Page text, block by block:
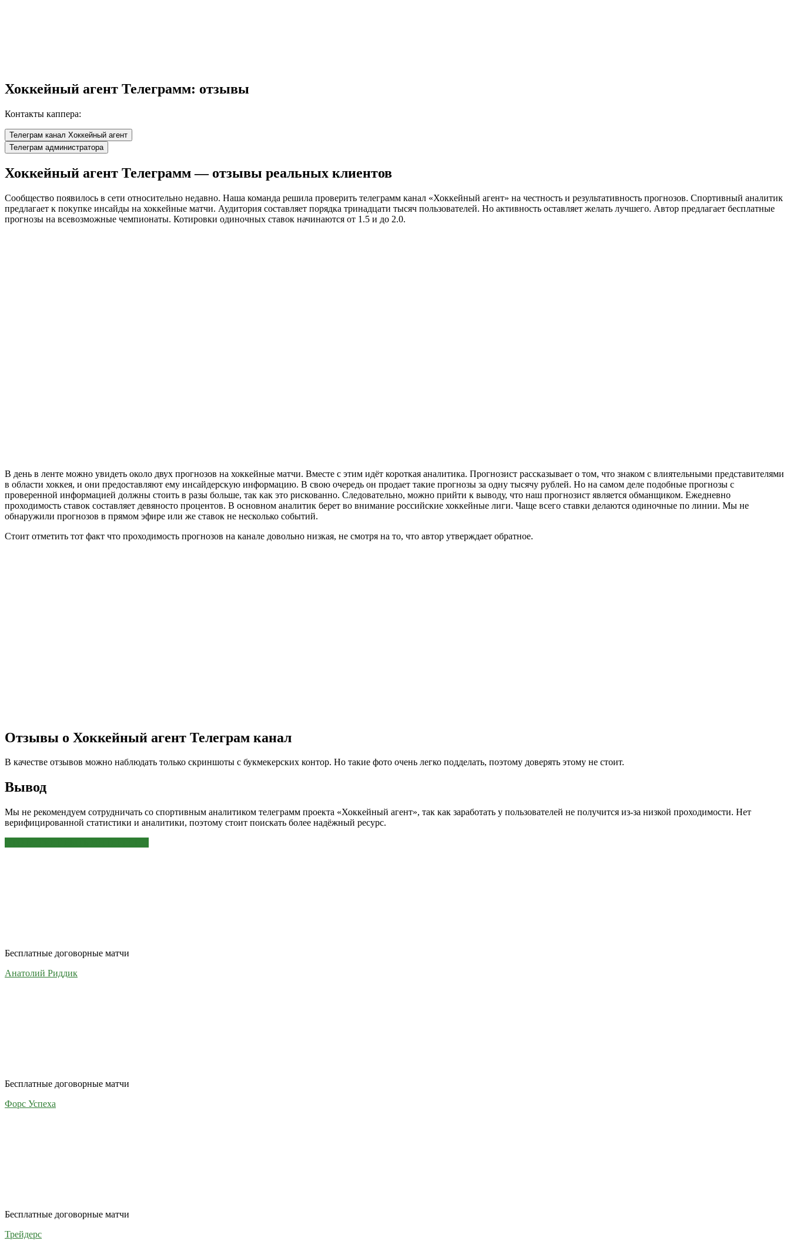
Хоккейный агент Телеграмм: отзывы
Контакты каппера:
Телеграм канал Хоккейный агент
Телеграм администратора
Хоккейный агент Телеграмм — отзывы реальных клиентов
Сообщество появилось в сети относительно недавно. Наша команда решила проверить телеграмм канал «Хоккейный агент» на честность и результативность прогнозов. Спортивный аналитик
предлагает к покупке инсайды на хоккейные матчи. Аудитория составляет порядка тринадцати тысяч пользователей. Но активность оставляет желать лучшего. Автор предлагает бесплатные
прогнозы на всевозможные чемпионаты. Котировки одиночных ставок начинаются от 1.5 и до 2.0.
В день в ленте можно увидеть около двух прогнозов на хоккейные матчи. Вместе с этим идёт короткая аналитика. Прогнозист рассказывает о том, что знаком с влиятельными представителями
в области хоккея, и они предоставляют ему инсайдерскую информацию. В свою очередь он продает такие прогнозы за одну тысячу рублей. Но на самом деле подобные прогнозы с
проверенной информацией должны стоить в разы больше, так как это рискованно. Следовательно, можно прийти к выводу, что наш прогнозист является обманщиком. Ежедневно
проходимость ставок составляет девяносто процентов. В основном аналитик берет во внимание российские хоккейные лиги. Чаще всего ставки делаются одиночные по линии. Мы не
обнаружили прогнозов в прямом эфире или же ставок не несколько событий.
Стоит отметить тот факт что проходимость прогнозов на канале довольно низкая, не смотря на то, что автор утверждает обратное.
Отзывы о Хоккейный агент Телеграм канал
В качестве отзывов можно наблюдать только скриншоты с букмекерских контор. Но такие фото очень легко подделать, поэтому доверять этому не стоит.
Вывод
Мы не рекомендуем сотрудничать со спортивным аналитиком телеграмм проекта «Хоккейный агент», так как заработать у пользователей не получится из-за низкой проходимости. Нет
верифицированной статистики и аналитики, поэтому стоит поискать более надёжный ресурс.
Бесплатные договорные матчи
Анатолий Риддик
Бесплатные договорные матчи
Форс Успеха
Бесплатные договорные матчи
Трейдерс